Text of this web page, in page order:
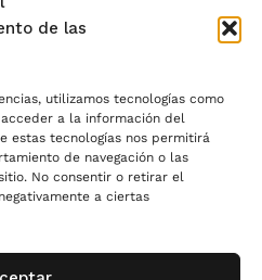
de las
utilizamos tecnologías como
a la información del
estas tecnologías nos permitirá
de navegación o las
No consentir o retirar el
a ciertas